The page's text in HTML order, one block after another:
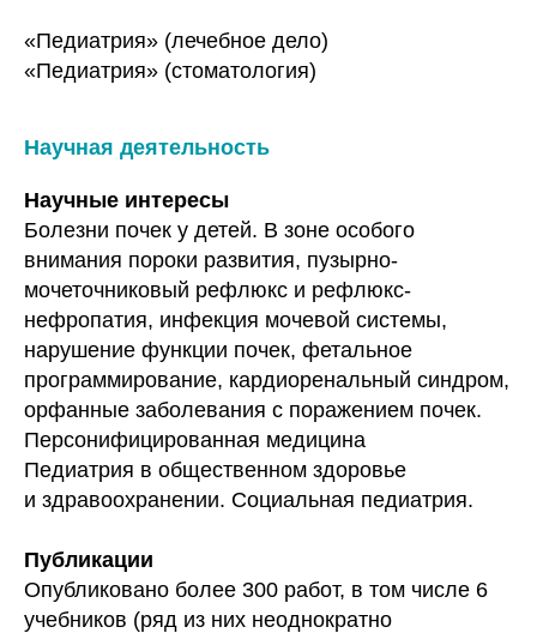
«Педиатрия» (лечебное дело)
«Педиатрия» (стоматология)
Научная деятельность
Научные интересы
Болезни почек у детей. В зоне особого
внимания пороки развития, пузырно-
мочеточниковый рефлюкс и рефлюкс-
нефропатия, инфекция мочевой системы,
нарушение функции почек, фетальное
программирование, кардиоренальный синдром,
орфанные заболевания с поражением почек.
Персонифицированная медицина
Педиатрия в общественном здоровье
и здравоохранении. Социальная педиатрия.
Публикации
Опубликовано более 300 работ, в том числе 6
учебников (ряд из них неоднократно